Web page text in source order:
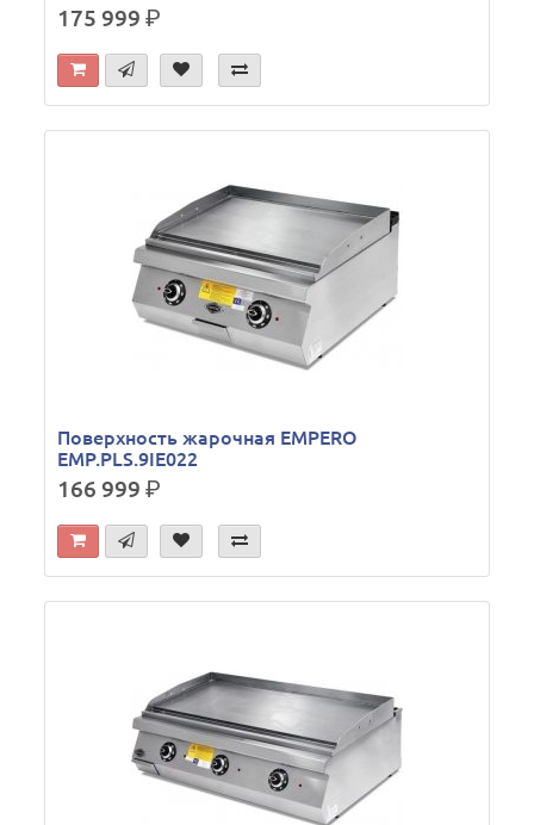
175 999р.
Поверхность жарочная EMPERO
EMP.PLS.9IE022
166 999р.